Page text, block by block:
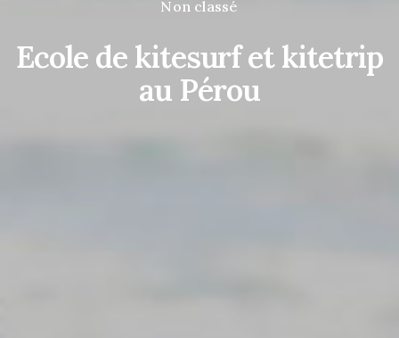
Non classé
Ecole de kitesurf et kitetrip
au Pérou